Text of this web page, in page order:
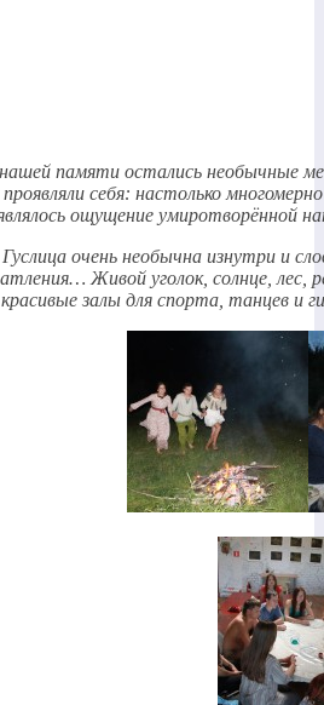
памяти остались необычные
себя: настолько
ощущение умиротворённой
очень необычна изнутри и
Живой уголок, солнце, лес,
залы для спорта, танцев и